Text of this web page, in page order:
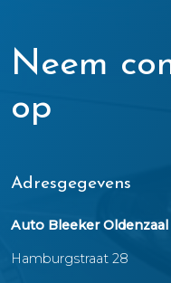
Neem
op
Adresgegevens
Auto Bleeker Oldenzaal
Hamburgstraat 28